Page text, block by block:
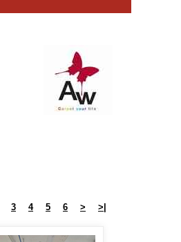
3 4 5 6 > >|